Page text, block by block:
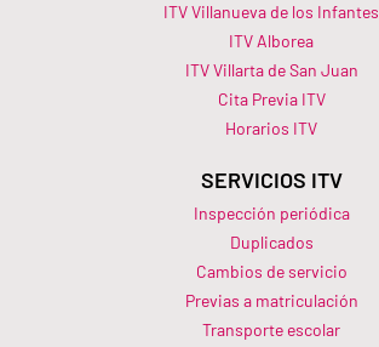
ITV Villanueva de los Infantes
ITV Alborea
ITV Villarta de San Juan
Cita Previa ITV
Horarios ITV​
SERVICIOS ITV
Inspección periódica
Duplicados
Cambios de servicio
Previas a matriculación
Transporte escolar